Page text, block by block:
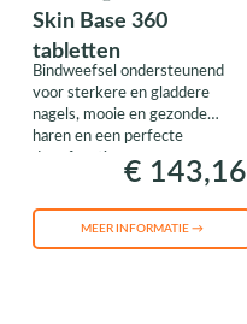
Skin Base 360
tabletten
Bindweefsel ondersteunend
voor sterkere en gladdere
nagels, mooie en gezonde
haren en een perfecte
€ 143,16
MEER INFORMATIE →